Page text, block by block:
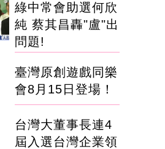
綠中常會助選何欣
純 蔡其昌轟"盧"出
問題!
臺灣原創遊戲同樂
會8月15日登場！
台灣大董事長連4
屆入選台灣企業領